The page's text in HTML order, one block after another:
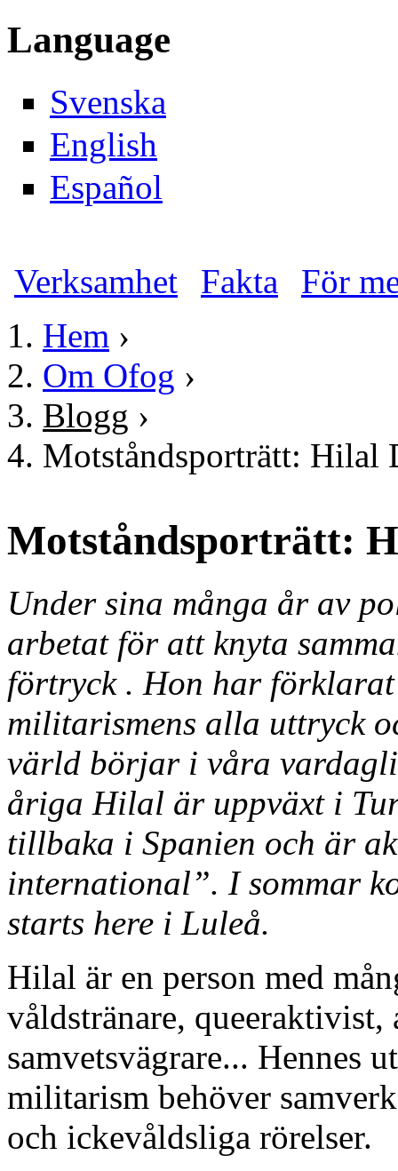
Gå till huvudinnehåll
Language
Svenska
English
Español
Huvudmeny
Verksamhet Fakta För
Du är här
Hem ›
Om Ofog ›
Blogg ›
Motståndsporträtt: Hilal
Motståndsporträtt:
Under sina många år av
arbetat för att knyta
förtryck . Hon har
militarismens alla uttryck
värld börjar i våra
åriga Hilal är uppväxt i
tillbaka i Spanien och är
international”. I sommar
starts here i Luleå.
Hilal är en person med
våldstränare,
samvetsvägrare... Hennes
militarism behöver
och ickevåldsliga rörelser.